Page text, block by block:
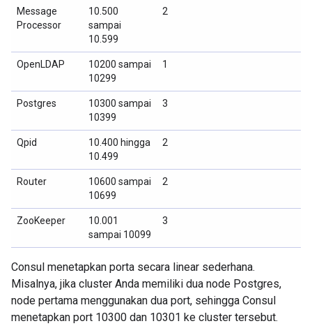
Message
Processor
10.500
sampai
10.599
2
OpenLDAP
10200 sampai
10299
1
Postgres
10300 sampai
10399
3
Qpid
10.400 hingga
10.499
2
Router
10600 sampai
10699
2
ZooKeeper
10.001
sampai 10099
3
Consul menetapkan porta secara linear sederhana.
Misalnya, jika cluster Anda memiliki dua node Postgres,
node pertama menggunakan dua port, sehingga Consul
menetapkan port 10300 dan 10301 ke cluster tersebut.